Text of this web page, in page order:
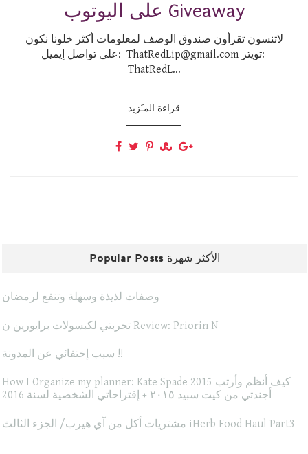
على اليوتوب Giveaway
لاتنسون تقرأون صندوق الوصف لمعلومات أكثر خلونا نكون
على تواصل إيميل: ThatRedLip@gmail.com تويتر:
ThatRedL...
قراءة المـَزيد
Popular Posts الأكثر شهرة
وصفات لذيذة وسهلة وتنفع لرمضان
تجربتي لكبسولات برايورين ن Review: Priorin N
سبب إختفائي عن المدونة !!
How I Organize my planner: Kate Spade 2015 كيف أنظم وأرتب
أجندتي من كيت سبيد ٢٠١٥ + إقتراحاتي الشخصية لسنة 2016
مشتريات أكل من آي هيرب/ الجزء الثالث iHerb Food Haul Part3